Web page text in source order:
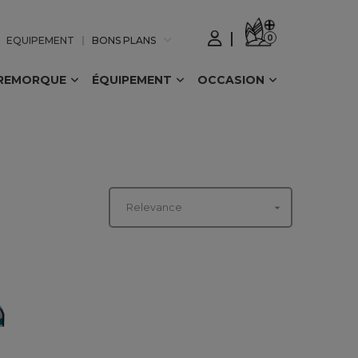
EQUIPEMENT BONS PLANS 0
ÉQUIPEMENT OCCASION
Relevance 